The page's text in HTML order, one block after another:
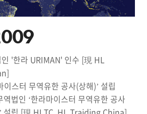
'한라 URIMAN' 인수 [現 HL
이스터 무역유한 공사(상해)’ 설립
역법인 ‘한라마이스터 무역유한 공사